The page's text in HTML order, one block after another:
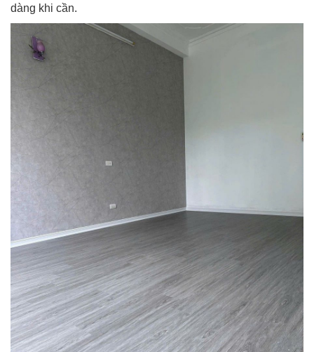
dàng khi cần.